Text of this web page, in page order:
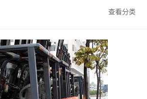
查看分类